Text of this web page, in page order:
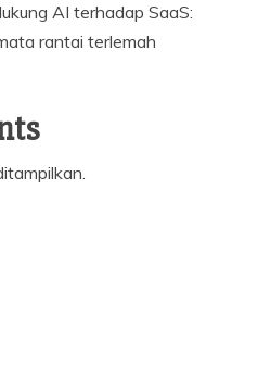
AI terhadap SaaS:
rantai terlemah